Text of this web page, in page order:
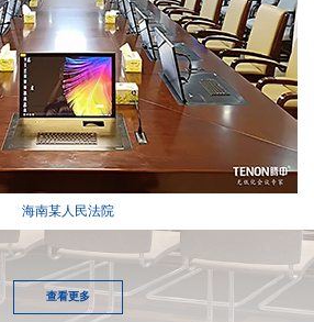
海南某人民法院
查看更多